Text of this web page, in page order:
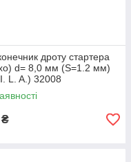
дроту стартера
d= 8,0 мм (S=1.2 мм)
L. A.) 32008
₴